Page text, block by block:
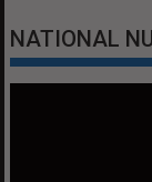
NATIONAL